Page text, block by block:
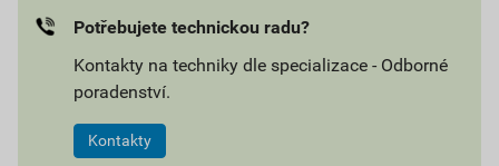
Potřebujete technickou radu?
Kontakty na techniky dle specializace - Odborné
poradenství.
Kontakty